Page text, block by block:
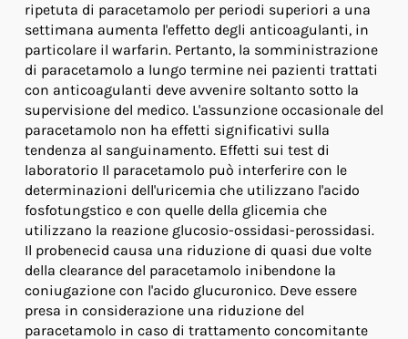
ripetuta di paracetamolo per periodi superiori a una
settimana aumenta l'effetto degli anticoagulanti, in
particolare il warfarin. Pertanto, la somministrazione
di paracetamolo a lungo termine nei pazienti trattati
con anticoagulanti deve avvenire soltanto sotto la
supervisione del medico. L'assunzione occasionale del
paracetamolo non ha effetti significativi sulla
tendenza al sanguinamento. Effetti sui test di
laboratorio Il paracetamolo può interferire con le
determinazioni dell'uricemia che utilizzano l'acido
fosfotungstico e con quelle della glicemia che
utilizzano la reazione glucosio-ossidasi-perossidasi.
Il probenecid causa una riduzione di quasi due volte
della clearance del paracetamolo inibendone la
coniugazione con l'acido glucuronico. Deve essere
presa in considerazione una riduzione del
paracetamolo in caso di trattamento concomitante